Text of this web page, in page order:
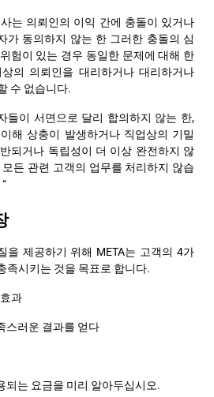
사는 의뢰인의 이익 간에 충돌이 있거나
가 동의하지 않는 한 그러한 충돌의 심
험이 있는 경우 동일한 문제에 대해 한
의 의뢰인을 대리하거나 대리하거나
수 없습니다.
들이 서면으로 달리 합의하지 않는 한,
해 상충이 발생하거나 직업상의 기밀
되거나 독립성이 더 이상 완전하지 않
모든 관련 고객의 업무를 처리하지 않습
을 제공하기 위해 META는 고객의 4가
족시키는 것을 목표로 합니다.
과
스러운 결과를 얻다
되는 요금을 미리 알아두십시오.